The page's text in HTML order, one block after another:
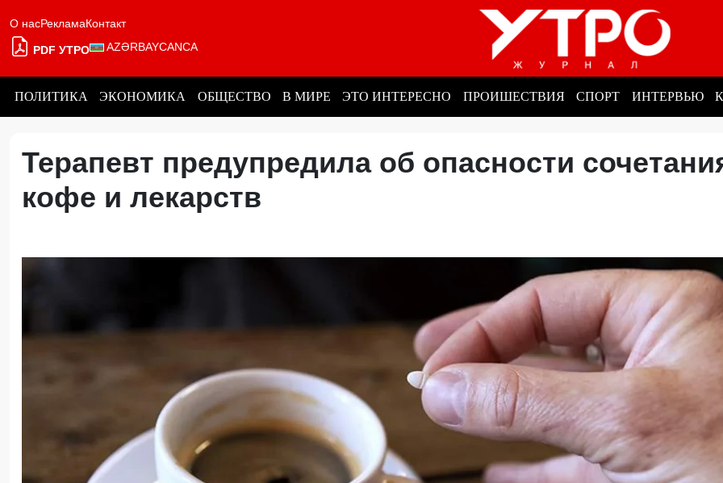
О насРекламаКонтакт
PDF УТРО AZƏRBAYCANCA
ПОЛИТИКА ЭКОНОМИКА ОБЩЕСТВО В МИРЕ ЭТО ИНТЕРЕСНО ПРОИШЕСТВИЯ СПОРТ ИНТЕРВЬЮ
Терапевт предупредила об опасности
кофе и лекарств